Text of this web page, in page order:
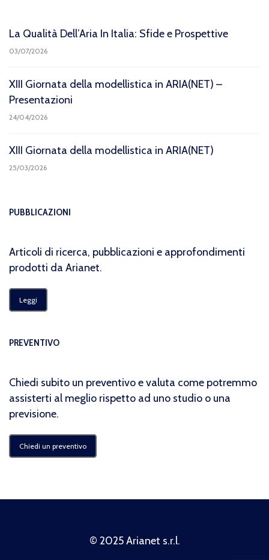
La Qualità Dell’Aria In Italia: Sfide e Prospettive
03/07/2026
XIII Giornata della modellistica in ARIA(NET) –
Presentazioni
24/04/2026
XIII Giornata della modellistica in ARIA(NET)
25/03/2026
PUBBLICAZIONI
Articoli di ricerca, pubblicazioni e approfondimenti
prodotti da Arianet.
Leggi
PREVENTIVO
Chiedi subito un preventivo e valuta come potremmo
assisterti al meglio rispetto ad uno studio o una
previsione.
Chiedi un preventivo
© 2025 Arianet s.r.l.